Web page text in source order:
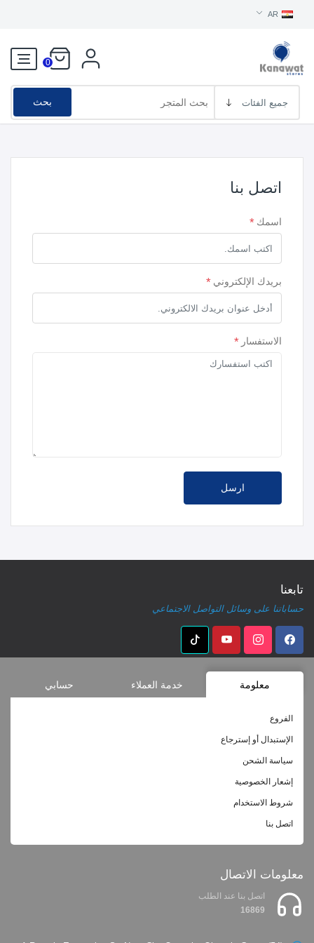
AR
0
بحث
اتصل بنا
اسمك *
بريدك الإلكتروني *
الاستفسار *
ارسل
تابعنا
حساباتنا على وسائل التواصل الاجتماعي
معلومة خدمة العملاء حسابي
معلومات الاتصال
اتصل بنا عند الطلب
16869
الفروع
الإستبدال أو إسترجاع
سياسة الشحن
إشعار الخصوصية
شروط الاستخدام
اتصل بنا